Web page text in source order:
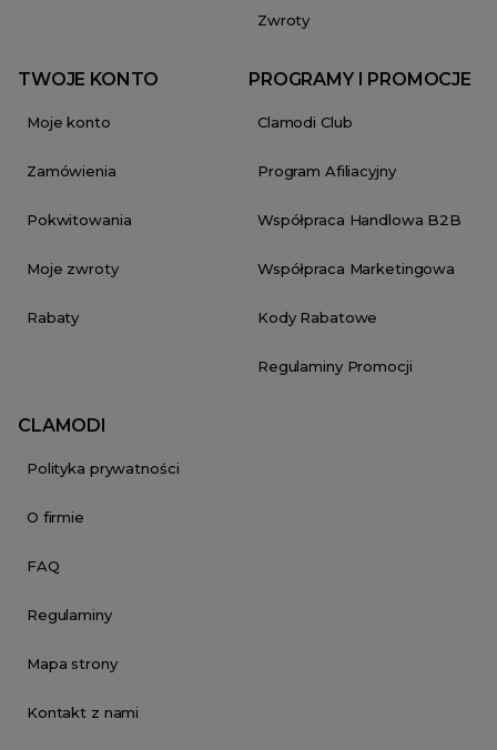
Zwroty
TWOJE KONTO
Moje konto
Zamówienia
Pokwitowania
Moje zwroty
Rabaty
PROGRAMY I PROMOCJE
Clamodi Club
Program Afiliacyjny
Współpraca Handlowa B2B
Współpraca Marketingowa
Kody Rabatowe
Regulaminy Promocji
CLAMODI
Polityka prywatności
O firmie
FAQ
Regulaminy
Mapa strony
Kontakt z nami